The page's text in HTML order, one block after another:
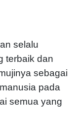
selalu
terbaik dan
sebagai
pada
semua yang